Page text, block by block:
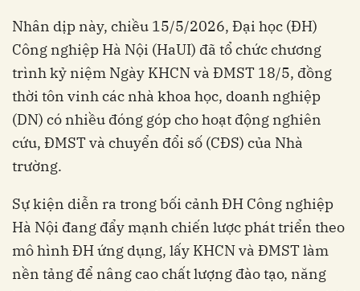
Nhân dịp này, chiều 15/5/2026, Đại học (ĐH)
Công nghiệp Hà Nội (HaUI) đã tổ chức chương
trình kỷ niệm Ngày KHCN và ĐMST 18/5, đồng
thời tôn vinh các nhà khoa học, doanh nghiệp
(DN) có nhiều đóng góp cho hoạt động nghiên
cứu, ĐMST và chuyển đổi số (CĐS) của Nhà
trường.
Sự kiện diễn ra trong bối cảnh ĐH Công nghiệp
Hà Nội đang đẩy mạnh chiến lược phát triển theo
mô hình ĐH ứng dụng, lấy KHCN và ĐMST làm
nền tảng để nâng cao chất lượng đào tạo, năng